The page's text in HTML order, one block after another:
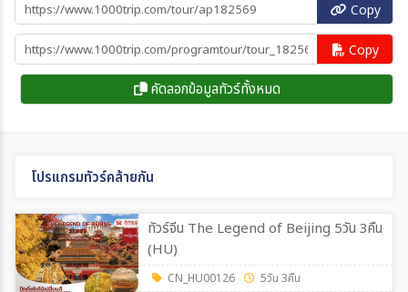
Copy
Copy
คัดลอกข้อมูลทัวร์ทั้งหมด
โปรแกรมทัวร์คล้ายกัน
ทัวร์จีน The Legend of Beijing 5วัน 3คืน
(HU)
CN_HU00126 5วัน 3คืน